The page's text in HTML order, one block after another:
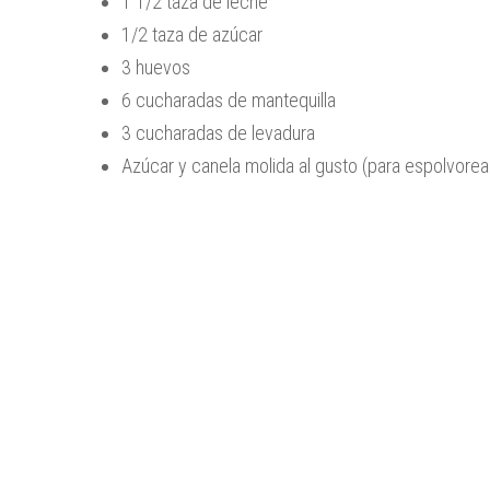
1/2 taza de azúcar
3 huevos
6 cucharadas de mantequilla
3 cucharadas de levadura
Azúcar y canela molida al gusto (para